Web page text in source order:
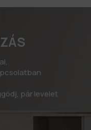
pár levelet